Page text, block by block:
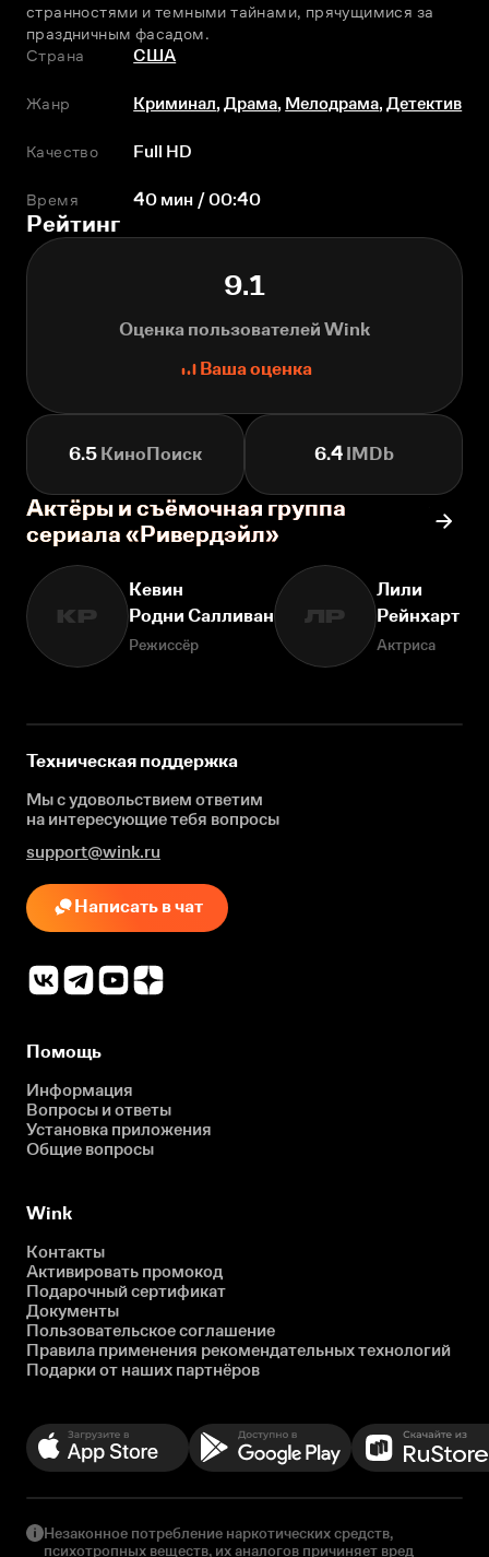
странностями и тeмными тайнами, прячущимися за
праздничным фасадом.
Страна
США
Жанр Криминал,Драма, Мелодрама,Детектив
Качество Full HD
Время 40 мин / 00:40
Рейтинг
9.1
Оценка пользователей Wink
Ваша оценка
6.5 КиноПоиск 6.4IMDb
Актёры и съёмочная группа
сериала «Ривердэйл»
КР
Кевин
Родни Салливан
Режиссёр
ЛР
Лили
Рейнхарт
Актриса
Техническая поддержка
Мы с удовольствием ответим
на интересующиетебя вопросы
support@wink.ru
Написать в чат
Помощь
Информация
Вопросы и ответы
Установка приложения
Общие вопросы
Wink
Контакты
Активировать промокод
Подарочный сертификат
Документы
Пользовательское соглашение
Правила применения рекомендательных технологий
Подарки от наших партнёров
Незаконное потребление наркотических средств,
психотропных веществ, их аналогов причиняет вред